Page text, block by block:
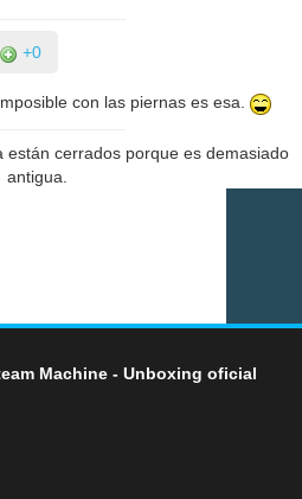
+0
con las piernas es esa.
están cerrados porque es demasiado
antigua.
Machine - Unboxing oficial